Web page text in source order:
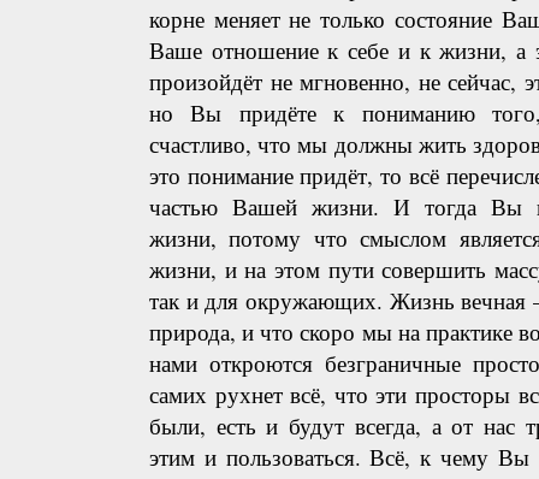
корне меняет не только состояние
Ваше отношение к себе и к жизни, а
произойдёт не мгновенно, не сейчас,
но Вы придёте к пониманию
счастливо, что мы должны жить
это понимание придёт, то всё
частью Вашей жизни. И тогда Вы
жизни, потому что смыслом
жизни, и на этом пути совершить
так и для окружающих. Жизнь вечная
природа, и что скоро мы на практике
нами откроются безграничные
самих рухнет всё, что эти просторы
были, есть и будут всегда, а от нас
этим и пользоваться. Всё, к чему Вы